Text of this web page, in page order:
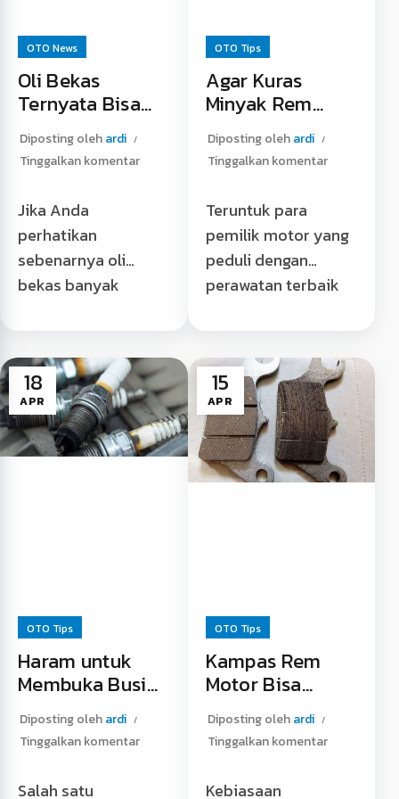
OTO News
Oli Bekas
Ternyata Bisa
Didaur Ulang
Diposting olehardi
Tinggalkan komentar
Jika Anda
perhatikan
sebenarnya oli
bekas banyak
kepada pengepul.
Pantas saja hal itu
dilakukan, sebab
meski sudah …
Oli Bekas Ternyata
OTO Tips
Agar Kuras
Minyak Rem
Lebih Mudah
Diposting olehardi
Tinggalkan komentar
Teruntuk para
pemilik motor yang
peduli dengan
perawatan terbaik
yang satu ini harus
Anda ketahui.
Ternyata ada …
Agar Kuras Minyak
Rem Lebih Mudah
Read More »
18
APR
OTO Tips
Haram untuk
Membuka Busi
saat Mesin Masih
Panas
Diposting olehardi
Tinggalkan komentar
Salah satu
15
APR
OTO Tips
Kampas Rem
Motor Bisa
Termakan
Sebelah
Diposting olehardi
Tinggalkan komentar
Kebiasaan